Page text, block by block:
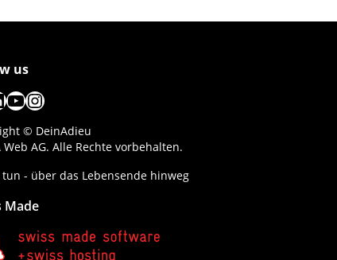
us
YouTube
Instagram
© DeinAdieu
Web AG. Alle Rechte vorbehalten.
tun - über das Lebensende hinweg
Made